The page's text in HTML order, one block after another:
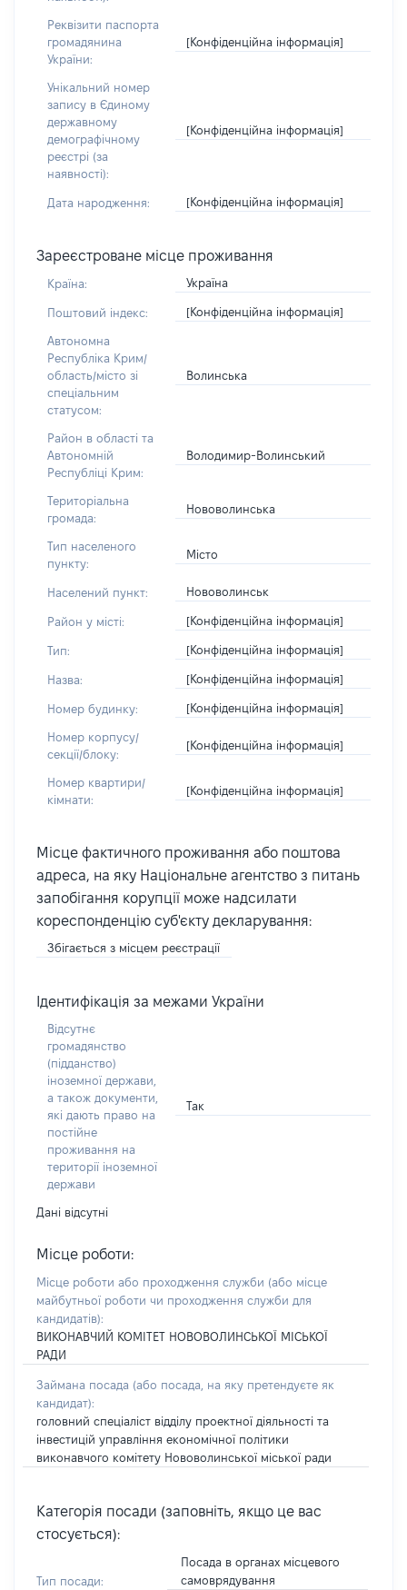
Реквізити паспорта
громадянина
України:
[Конфіденційна інформація]
Унікальний номер
запису в Єдиному
державному
демографічному
реєстрі (за
наявності):
[Конфіденційна інформація]
Дата народження: [Конфіденційна інформація]
Зареєстроване місце проживання
Країна: Україна
Поштовий індекс: [Конфіденційна інформація]
Автономна
Республіка Крим/
область/місто зі
спеціальним
статусом:
Волинська
Район в області та
Автономній
Республіці Крим:
Володимир-Волинський
Територіальна
громада:
Нововолинська
Тип населеного
пункту:
Місто
Населений пункт: Нововолинськ
Район у місті: [Конфіденційна інформація]
Тип: [Конфіденційна інформація]
Назва: [Конфіденційна інформація]
Номер будинку: [Конфіденційна інформація]
Номер корпусу/
секції/блоку:
[Конфіденційна інформація]
Номер квартири/
кімнати:
[Конфіденційна інформація]
Місце фактичного проживання або поштова
адреса, на яку Національне агентство з питань
запобігання корупції може надсилати
кореспонденцію суб'єкту декларування:
Збігається з місцем реєстрації
Ідентифікація за межами України
Відсутнє
громадянство
(підданство)
іноземної держави,
а також документи,
які дають право на
постійне
проживання на
території іноземної
держави
Так
Дані відсутні
Місце роботи:
Місце роботи або проходження служби (або місце
майбутньої роботи чи проходження служби для
кандидатів):
ВИКОНАВЧИЙ КОМІТЕТ НОВОВОЛИНСЬКОЇ МІСЬКОЇ
РАДИ
Займана посада (або посада, на яку претендуєте як
кандидат):
головний спеціаліст відділу проектної діяльності та
інвестицій управління економічної політики
виконавчого комітету Нововолинської міської ради
Категорія посади (заповніть, якщо це вас
стосується):
Тип посади:
Посада в органах місцевого
самоврядування